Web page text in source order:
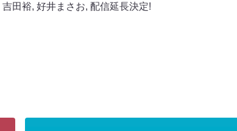
吉田裕, 好井まさお, 配信延長決定!